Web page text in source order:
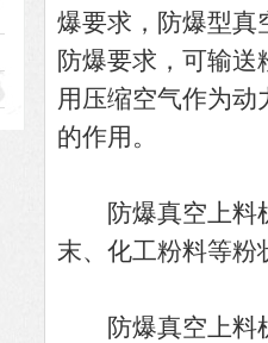
爆要求，防爆型真
防爆要求，可输
用压缩空气作为
的作用。
防爆真空上料机
末、化工粉料等粉
防爆真空上料机